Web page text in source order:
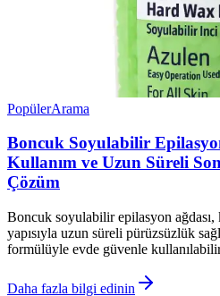
PopülerArama
Boncuk Soyulabilir
Kullanım ve Uzun Süreli
Çözüm
Boncuk soyulabilir epilasyon ağdası,
yapısıyla uzun süreli pürüzsüzlük
formülüyle evde güvenle
Daha fazla bilgi edinin